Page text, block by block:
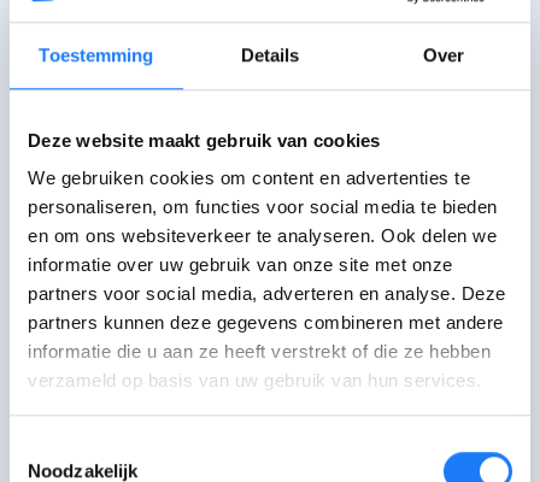
Toestemming Details Over
Deze website maakt gebruik van cookies
We gebruiken cookies om content en advertenties te
personaliseren, om functies voor social media te bieden
en om ons websiteverkeer te analyseren. Ook delen we
informatie over uw gebruik van onze site met onze
partners voor social media, adverteren en analyse. Deze
partners kunnen deze gegevens combineren met andere
informatie die u aan ze heeft verstrekt of die ze hebben
verzameld op basis van uw gebruik van hun services.
Noodzakelijk
De laatste controle van deze pagina was op 21
augustus 2025.